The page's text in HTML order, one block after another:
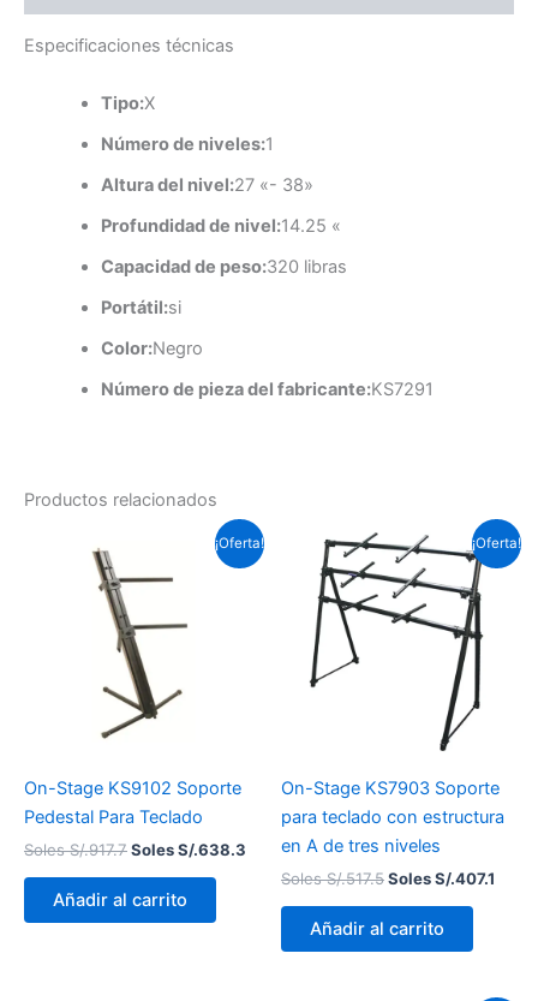
Especificaciones técnicas
Tipo:X
Número de niveles:1
Altura del nivel:27 «- 38»
Profundidad de nivel:14.25 «
Capacidad de peso:320 libras
Portátil:si
Color:Negro
Número de pieza del fabricante:KS7291
Productos relacionados
¡Oferta!
On-Stage KS9102 Soporte
Pedestal Para Teclado
Soles S/.917.7
original
S/.917.7.
Soles S/.638.3
El
precio
S/.638.3.
Añadir al carrito
¡Oferta!
On-Stage KS7903 Soporte
para teclado con estructura
en A de tres niveles
Soles S/.517.5
precio
original
era:
Soles
S/.517.5.
Soles S/.407.1
El
Añadir al carrito